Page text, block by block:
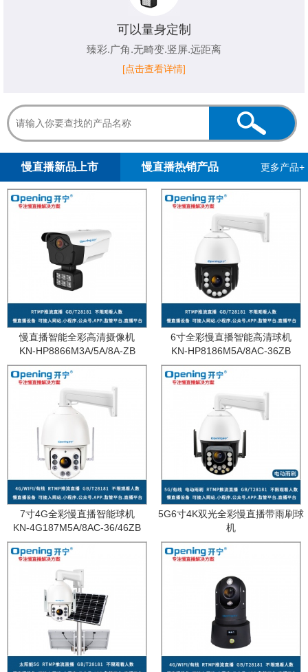
可以量身定制
臻彩.广角.无畸变.竖屏.远距离
[点击查看详情]
慢直播新品上市 慢直播热销产品 更多产品+
慢直播智能全彩高清摄像机
KN-HP8866M3A/5A/8A-ZB
6寸全彩慢直播智能高清球机
KN-HP8186M5A/8AC-36ZB
7寸4G全彩慢直播智能球机
KN-4G187M5A/8AC-36/46ZB
5G6寸4K双光全彩慢直播带雨刷球
机